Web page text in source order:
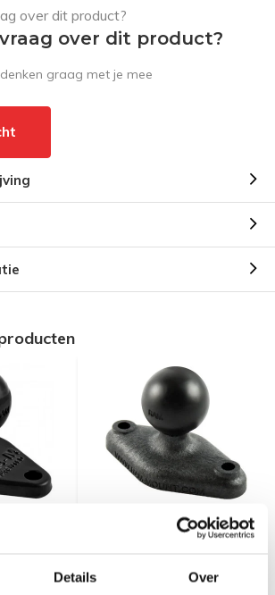
Details Over
over dit product?
graag met je mee
(25
238U
RAM Mount B-Kogel (25
mm) Diamant Basis
Composiet - RAP-B-238U
€ 10,95
Incl. btw